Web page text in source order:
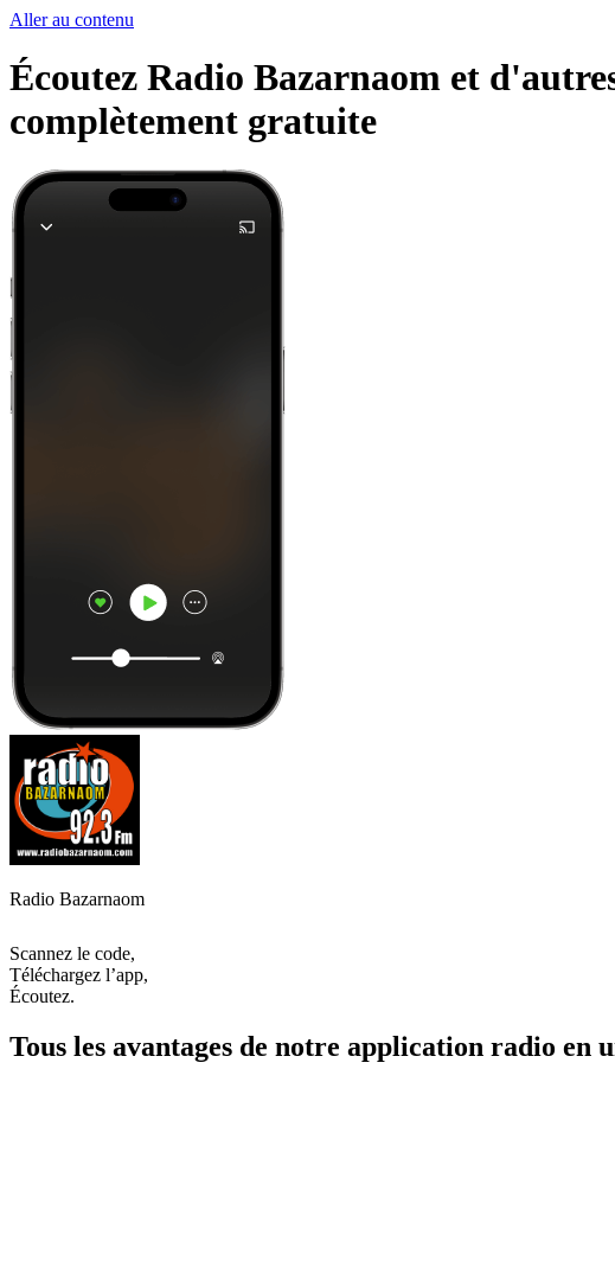
Aller au contenu
Écoutez Radio Bazarnaom et
complètement gratuite
Radio Bazarnaom
Scannez le code,
Téléchargez l’app,
Écoutez.
Tous les avantages de notre application radio en